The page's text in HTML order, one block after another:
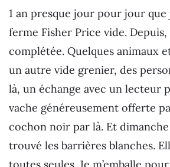
1 an presque jour pour jour que
ferme Fisher Price vide. Depuis,
complétée. Quelques animaux
un autre vide grenier, des
là, un échange avec un lecteur
vache généreusement offerte
cochon noir par là. Et
trouvé les barrières blanches.